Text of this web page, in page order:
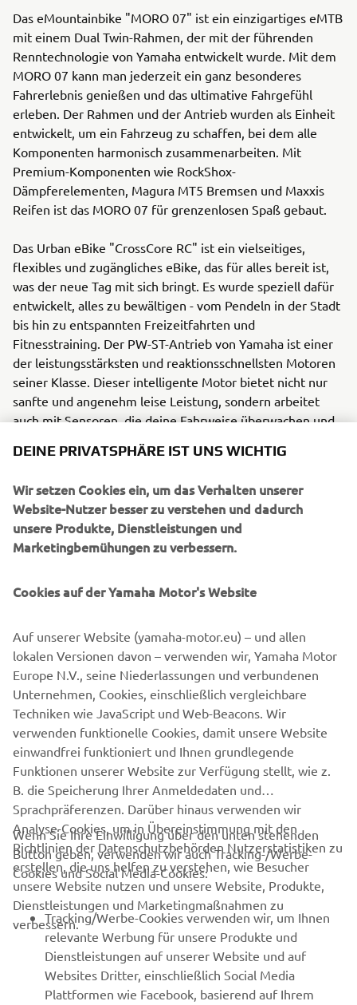
Das eMountainbike "MORO 07" ist ein einzigartiges eMTB
mit einem Dual Twin-Rahmen, der mit der führenden
Renntechnologie von Yamaha entwickelt wurde. Mit dem
MORO 07 kann man jederzeit ein ganz besonderes
Fahrerlebnis genießen und das ultimative Fahrgefühl
erleben. Der Rahmen und der Antrieb wurden als Einheit
entwickelt, um ein Fahrzeug zu schaffen, bei dem alle
Komponenten harmonisch zusammenarbeiten. Mit
Premium-Komponenten wie RockShox-
Dämpferelementen, Magura MT5 Bremsen und Maxxis
Reifen ist das MORO 07 für grenzenlosen Spaß gebaut.
Das Urban eBike "CrossCore RC" ist ein vielseitiges,
flexibles und zugängliches eBike, das für alles bereit ist,
was der neue Tag mit sich bringt. Es wurde speziell dafür
entwickelt, alles zu bewältigen - vom Pendeln in der Stadt
bis hin zu entspannten Freizeitfahrten und
Fitnesstraining. Der PW-ST-Antrieb von Yamaha ist einer
der leistungsstärksten und reaktionsschnellsten Motoren
seiner Klasse. Dieser intelligente Motor bietet nicht nur
sanfte und angenehm leise Leistung, sondern arbeitet
auch mit Sensoren, die deine Fahrweise überwachen und
möglichst natürliche und angenehme Fahrt hast.
Das Gravel eBike "Wabash RT" ist ein neuartiges eBike,
das dir hervorragende Leistung auf Asphalt bietet und
gleichzeitig die Möglichkeit, der Stadt zu entfliehen und
neue Wege auf dem Land zu erkunden. Mit seiner
Aussehen und der fortschrittlichen Yamaha Technologie
Leistungs-Pakete seiner Klasse.
Ob Du ein erfahrener Mountainbiker, ein Pendler oder ein
Abenteurer bist, das Yamaha SWITCH ON Tour Event
bietet dir die Möglichkeit, diese neuen eBikes zu testen
und herauszufinden, welches für dich am besten geeignet
ist.
UNTERNEHMEN
B2B
MEHR YAMAHA
SUPPORT
DEINE PRIVATSPHÄRE IST UNS WICHTIG
Wir setzen Cookies ein, um das Verhalten unserer
Website-Nutzer besser zu verstehen und dadurch
unsere Produkte, Dienstleistungen und
Marketingbemühungen zu verbessern.
Cookies auf der Yamaha Motor's Website
Auf unserer Website (yamaha-motor.eu) – und allen
lokalen Versionen davon – verwenden wir, Yamaha Motor
Europe N.V., seine Niederlassungen und verbundenen
Unternehmen, Cookies, einschließlich vergleichbare
Techniken wie JavaScript und Web-Beacons. Wir
verwenden funktionelle Cookies, damit unsere Website
einwandfrei funktioniert und Ihnen grundlegende
Funktionen unserer Website zur Verfügung stellt, wie z.
B. die Speicherung Ihrer Anmeldedaten und
Sprachpräferenzen. Darüber hinaus verwenden wir
Analyse-Cookies, um in Übereinstimmung mit den
Richtlinien der Datenschutzbehörden Nutzerstatistiken zu
erstellen, die uns helfen zu verstehen, wie Besucher
unsere Website nutzen und unsere Website, Produkte,
Dienstleistungen und Marketingmaßnahmen zu
verbessern.
Wenn Sie Ihre Einwilligung über den unten stehenden
Button geben, verwenden wir auch Tracking-/Werbe-
Cookies und Social Media-Cookies:
Tracking/Werbe-Cookies verwenden wir, um Ihnen
relevante Werbung für unsere Produkte und
Dienstleistungen auf unserer Website und auf
Websites Dritter, einschließlich Social Media
Plattformen wie Facebook, basierend auf Ihrem